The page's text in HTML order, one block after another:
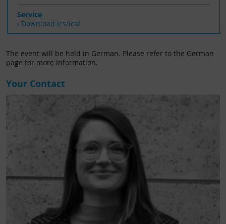
Service
› Download ics/ical
The event will be held in German. Please refer to the German
page for more information.
Your Contact